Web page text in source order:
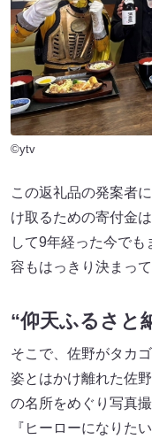
©ytv
この返礼品の発案者
け取るための寄付金
して9年経った今で
容もはっきり決まっ
“仰天ふるさと
そこで、佐野がタカ
姿とはかけ離れた佐
の名所をめぐり写真
『ヒーローになりた